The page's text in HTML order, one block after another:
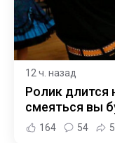
12 ч. назад
Ролик длится
смеяться вы
164 54